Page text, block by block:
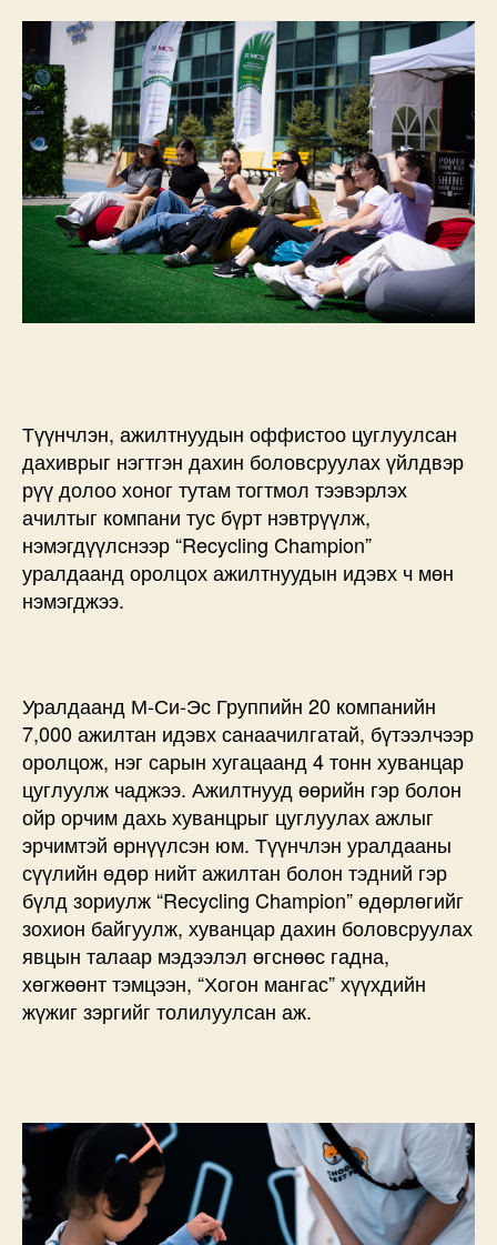
Түүнчлэн, ажилтнуудын оффистоо цуглуулсан
дахиврыг нэгтгэн дахин боловсруулах үйлдвэр
рүү долоо хоног тутам тогтмол тээвэрлэх
ачилтыг компани тус бүрт нэвтрүүлж,
нэмэгдүүлснээр “Recycling Champion”
уралдаанд оролцох ажилтнуудын идэвх ч мөн
нэмэгджээ.
Уралдаанд М-Си-Эс Группийн 20 компанийн
7,000 ажилтан идэвх санаачилгатай, бүтээлчээр
оролцож, нэг сарын хугацаанд 4 тонн хуванцар
цуглуулж чаджээ. Ажилтнууд өөрийн гэр болон
ойр орчим дахь хуванцрыг цуглуулах ажлыг
эрчимтэй өрнүүлсэн юм. Түүнчлэн уралдааны
сүүлийн өдөр нийт ажилтан болон тэдний гэр
бүлд зориулж “Recycling Champion” өдөрлөгийг
зохион байгуулж, хуванцар дахин боловсруулах
явцын талаар мэдээлэл өгснөөс гадна,
хөгжөөнт тэмцээн, “Хогон мангас” хүүхдийн
жүжиг зэргийг толилуулсан аж.